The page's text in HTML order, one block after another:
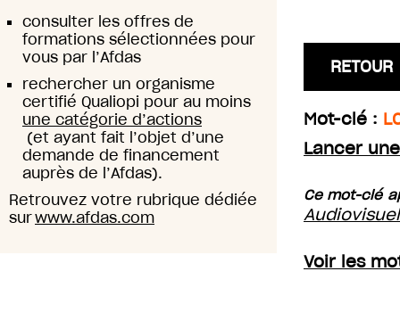
consulter les offres de
formations sélectionnées pour
vous par l’Afdas
rechercher un organisme
certifié Qualiopi pour au moins
une catégorie d’actions
(et ayant fait l’objet d’une
demande de financement
auprès de l’Afdas).
Retrouvez votre rubrique dédiée
surwww.afdas.com
RETOUR
Mot-clé :
Lancer
Ce mot-clé
Voir les